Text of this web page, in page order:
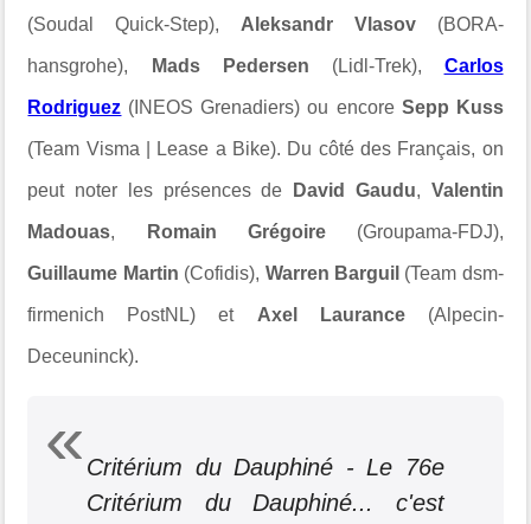
(Soudal Quick-Step), Aleksandr Vlasov(BORA-
hansgrohe), Mads Pedersen (Lidl-Trek), Carlos
Rodriguez (INEOS Grenadiers) ou encore Sepp Kuss
(Team Visma | Lease a Bike). Du côté des Français, on
peut noter les présences de David Gaudu, Valentin
Madouas, Romain Grégoire(Groupama-FDJ),
Guillaume Martin (Cofidis), Warren Barguil (Team dsm-
firmenich PostNL) et Axel Laurance(Alpecin-
Deceuninck).
Critérium du Dauphiné - Le 76e
Critérium du Dauphiné... c'est